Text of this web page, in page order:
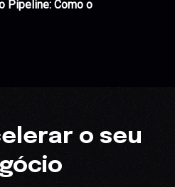
Pipeline: Como o
o seu